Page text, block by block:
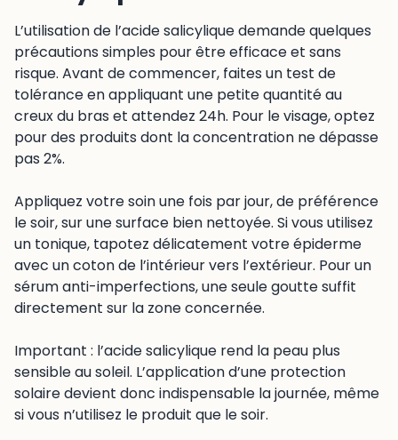
L’utilisation de l’acide salicylique demande quelques
précautions simples pour être efficace et sans
risque. Avant de commencer, faites un test de
tolérance en appliquant une petite quantité au
creux du bras et attendez 24h. Pour le visage, optez
pour des produits dont la concentration ne dépasse
pas 2%.
Appliquez votre soin une fois par jour, de préférence
le soir, sur une surface bien nettoyée. Si vous utilisez
un tonique, tapotez délicatement votre épiderme
avec un coton de l’intérieur vers l’extérieur. Pour un
sérum anti-imperfections, une seule goutte suffit
directement sur la zone concernée.
Important : l’acide salicylique rend la peau plus
sensible au soleil. L’application d’une protection
solaire devient donc indispensable la journée, même
si vous n’utilisez le produit que le soir.